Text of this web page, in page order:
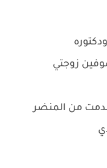
زوجتي
من المنضر